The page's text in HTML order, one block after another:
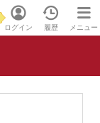
ログイン 履歴 メニュー